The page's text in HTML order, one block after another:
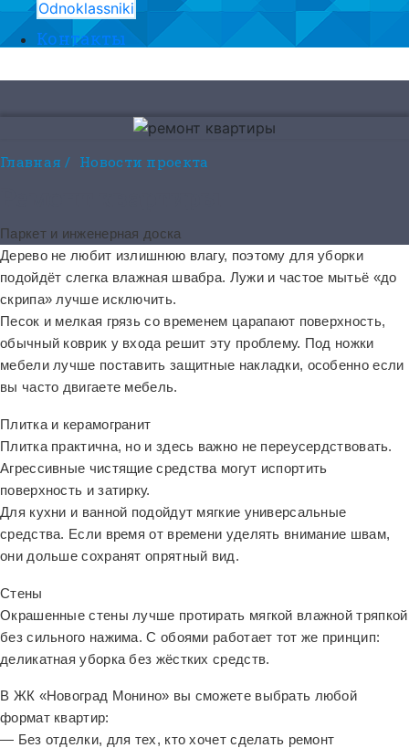
Odnoklassniki
Контакты
Главная/ Новости проекта
Паркет и инженерная доска
Дерево не любит излишнюю влагу, поэтому для уборки
подойдёт слегка влажная швабра. Лужи и частое мытьё «до
скрипа» лучше исключить.
Песок и мелкая грязь со временем царапают поверхность,
обычный коврик у входа решит эту проблему. Под ножки
мебели лучше поставить защитные накладки, особенно если
вы часто двигаете мебель.
Плитка и керамогранит
Плитка практична, но и здесь важно не переусердствовать.
Агрессивные чистящие средства могут испортить
поверхность и затирку.
Для кухни и ванной подойдут мягкие универсальные
средства. Если время от времени уделять внимание швам,
они дольше сохранят опрятный вид.
Стены
Окрашенные стены лучше протирать мягкой влажной тряпкой
без сильного нажима. С обоями работает тот же принцип:
деликатная уборка без жёстких средств.
В ЖК «Новоград Монино» вы сможете выбрать любой
формат квартир:
— Без отделки, для тех, кто хочет сделать ремонт